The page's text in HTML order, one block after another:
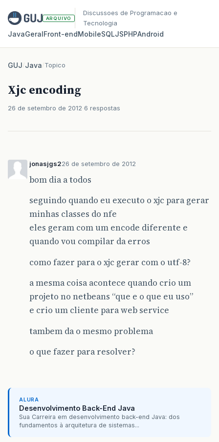
ARQUIVO
Discussoes de Programacao e
Tecnologia
JavaGeralFront‑endMobileSQLJSPHPAndroid
GUJ/Java/Topico
Xjc encoding
26 de setembro de 2012 6 respostas
jonasjgs226 de setembro de 2012
bom dia a todos
seguindo quando eu executo o xjc para gerar
minhas classes do nfe
eles geram com um encode diferente e
quando vou compilar da erros
como fazer para o xjc gerar com o utf-8?
a mesma coisa acontece quando crio um
projeto no netbeans “que e o que eu uso”
e crio um cliente para web service
tambem da o mesmo problema
o que fazer para resolver?
ALURA
Desenvolvimento Back-End Java
Sua Carreira em desenvolvimento back-end Java: dos
fundamentos à arquitetura de sistemas...